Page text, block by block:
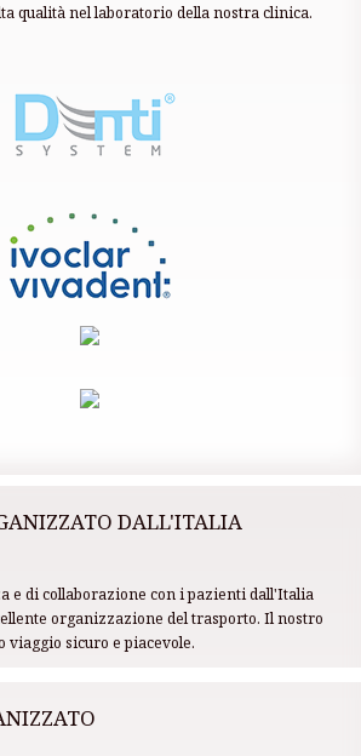
qualità nel laboratorio della nostra clinica.
DALL'ITALIA
e di collaborazione con i pazienti dall'Italia
organizzazione del trasporto. Il nostro
viaggio sicuro e piacevole.